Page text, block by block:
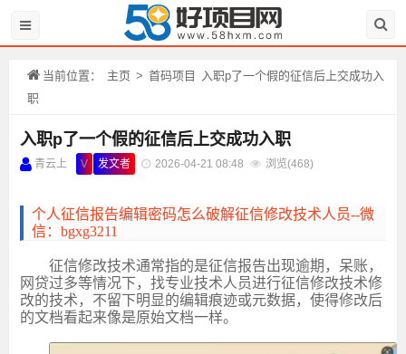
当前位置： 主页 > 首码项目
入职p了一个假的征信后上交成功入
职
入职p了一个假的征信后上交成功入职
青云上 V 发文者 2026-04-21 08:48 浏览(468)
个人征信报告编辑密码怎么破解征信修改技术人员--微
信：bgxg3211
征信修改技术通常指的是征信报告出现逾期，呆账，
网贷过多等情况下，找专业技术人员进行征信修改技术修
改的技术，不留下明显的编辑痕迹或元数据，使得修改后
的文档看起来像是原始文档一样。